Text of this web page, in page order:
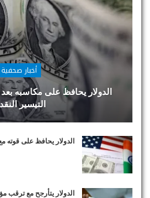
أخبار صحفية
الدولار يحافظ على مكاسبه
التيسير
الدولار يحافظ على قوته
الدولار يتأرجح مع ترقب